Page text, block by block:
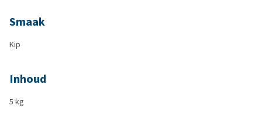
Smaak
Kip
Inhoud
5 kg